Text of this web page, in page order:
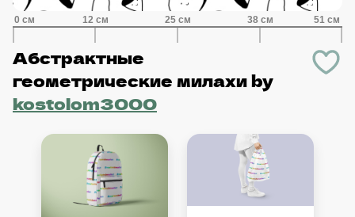
Абстрактные
геометрические милахиby
kostolom3000